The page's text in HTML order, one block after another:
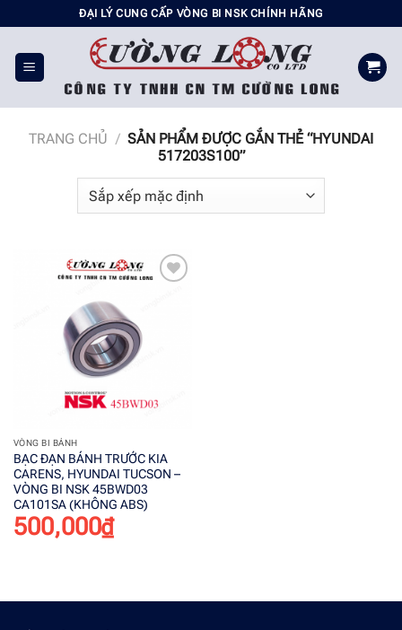
đến
nội
dung
ĐẠI LÝ CUNG CẤP VÒNG BI NSK CHÍNH HÃNG
TRANG CHỦ / SẢN PHẨM ĐƯỢC GẮN THẺ “HYUNDAI
517203S100”
VÒNG BI BÁNH
BẠC ĐẠN BÁNH TRƯỚC KIA
CARENS, HYUNDAI TUCSON –
VÒNG BI NSK 45BWD03
CA101SA (KHÔNG ABS)
500,000₫